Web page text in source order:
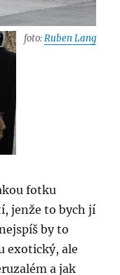
foto:Ruben Lang
fotku
jenže to bych jí
by to
exotický, ale
a jak